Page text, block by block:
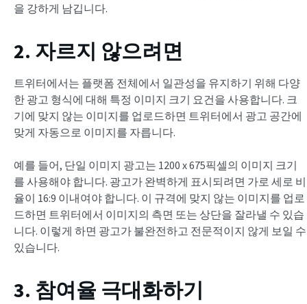
을 강하게 남깁니다.
2. 자르지 않으려면
트위터에서는 플랫폼 전체에서 일관성을 유지하기 위해 다양
한 광고 형식에 대해 특정 이미지 크기 요건을 사용합니다. 크
기에 맞지 않는 이미지를 업로드하면 트위터에서 광고 공간에
맞게 자동으로 이미지를 자릅니다.
예를 들어, 단일 이미지 광고는 1200 x 675픽셀의 이미지 크기
를 사용해야 합니다. 광고가 완벽하게 표시되려면 가로 세로 비
율이 16:9 이내여야 합니다. 이 규격에 맞지 않는 이미지를 업로
드하면 트위터에서 이미지의 측면 또는 상단을 잘라낼 수 있습
니다. 이렇게 하면 광고가 불완전하고 전문적이지 않게 보일 수
있습니다.
3. 참여율 극대화하기